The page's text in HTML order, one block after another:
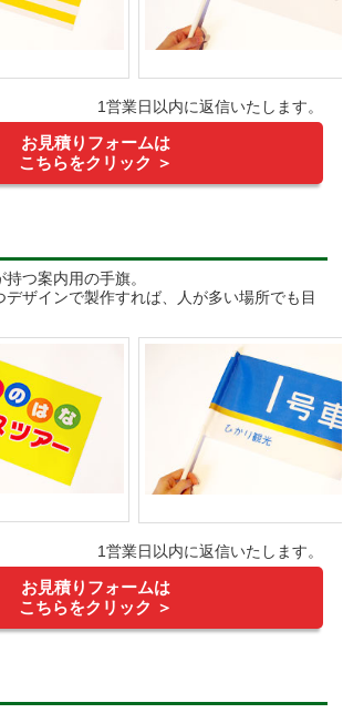
1営業日以内に返信いたします。
お見積りフォームは
こちらをクリック ＞
つ案内用の手旗。
デザインで製作すれば、人が多い場所でも目
1営業日以内に返信いたします。
お見積りフォームは
こちらをクリック ＞